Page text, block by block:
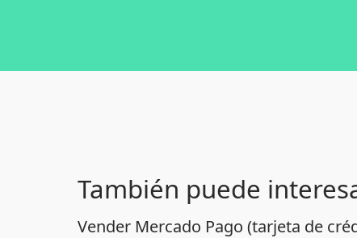
También puede
Vender Mercado Pago (tarjeta de